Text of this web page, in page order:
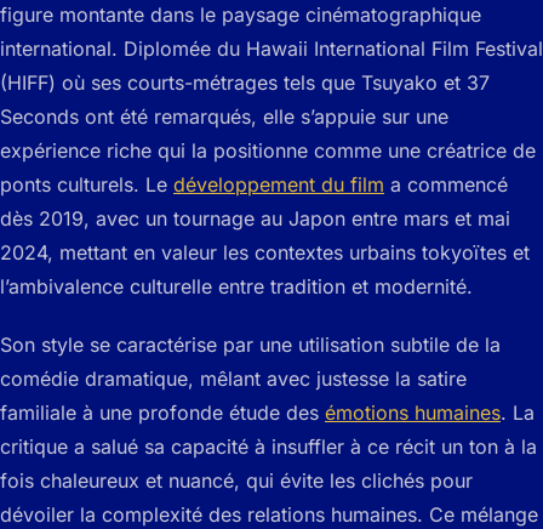
figure montante dans le paysage cinématographique
international. Diplomée du Hawaii International Film Festival
(HIFF) où ses courts-métrages tels que Tsuyako et 37
Seconds ont été remarqués, elle s’appuie sur une
expérience riche qui la positionne comme une créatrice de
ponts culturels. Le développement du film a commencé
dès 2019, avec un tournage au Japon entre mars et mai
2024, mettant en valeur les contextes urbains tokyoïtes et
l’ambivalence culturelle entre tradition et modernité.
Son style se caractérise par une utilisation subtile de la
comédie dramatique, mêlant avec justesse la satire
familiale à une profonde étude des émotions humaines. La
critique a salué sa capacité à insuffler à ce récit un ton à la
fois chaleureux et nuancé, qui évite les clichés pour
dévoiler la complexité des relations humaines. Ce mélange